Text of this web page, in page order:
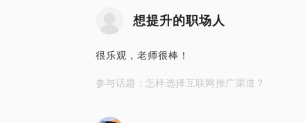
想提升的职场人
很乐观，老师很棒！
参与话题：怎样选择互联网推广渠道？